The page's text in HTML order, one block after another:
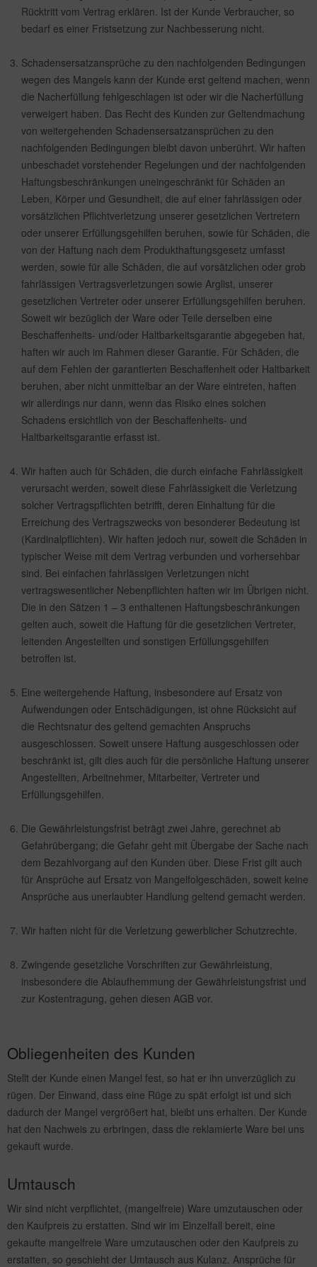
Rücktritt vom Vertrag erklären. Ist der Kunde Verbraucher, so
bedarf es einer Fristsetzung zur Nachbesserung nicht.
Schadensersatzansprüche zu den nachfolgenden Bedingungen
wegen des Mangels kann der Kunde erst geltend machen, wenn
die Nacherfüllung fehlgeschlagen ist oder wir die Nacherfüllung
verweigert haben. Das Recht des Kunden zur Geltendmachung
von weitergehenden Schadensersatzansprüchen zu den
nachfolgenden Bedingungen bleibt davon unberührt. Wir haften
unbeschadet vorstehender Regelungen und der nachfolgenden
Haftungsbeschränkungen uneingeschränkt für Schäden an
Leben, Körper und Gesundheit, die auf einer fahrlässigen oder
vorsätzlichen Pflichtverletzung unserer gesetzlichen Vertretern
oder unserer Erfüllungsgehilfen beruhen, sowie für Schäden, die
von der Haftung nach dem Produkthaftungsgesetz umfasst
werden, sowie für alle Schäden, die auf vorsätzlichen oder grob
fahrlässigen Vertragsverletzungen sowie Arglist, unserer
gesetzlichen Vertreter oder unserer Erfüllungsgehilfen beruhen.
Soweit wir bezüglich der Ware oder Teile derselben eine
Beschaffenheits- und/oder Haltbarkeitsgarantie abgegeben hat,
haften wir auch im Rahmen dieser Garantie. Für Schäden, die
auf dem Fehlen der garantierten Beschaffenheit oder Haltbarkeit
beruhen, aber nicht unmittelbar an der Ware eintreten, haften
wir allerdings nur dann, wenn das Risiko eines solchen
Schadens ersichtlich von der Beschaffenheits- und
Haltbarkeitsgarantie erfasst ist.
Wir haften auch für Schäden, die durch einfache Fahrlässigkeit
verursacht werden, soweit diese Fahrlässigkeit die Verletzung
solcher Vertragspflichten betrifft, deren Einhaltung für die
Erreichung des Vertragszwecks von besonderer Bedeutung ist
(Kardinalpflichten). Wir haften jedoch nur, soweit die Schäden in
typischer Weise mit dem Vertrag verbunden und vorhersehbar
sind. Bei einfachen fahrlässigen Verletzungen nicht
vertragswesentlicher Nebenpflichten haften wir im Übrigen nicht.
Die in den Sätzen 1 – 3 enthaltenen Haftungsbeschränkungen
gelten auch, soweit die Haftung für die gesetzlichen Vertreter,
leitenden Angestellten und sonstigen Erfüllungsgehilfen
betroffen ist.
Eine weitergehende Haftung, insbesondere auf Ersatz von
Aufwendungen oder Entschädigungen, ist ohne Rücksicht auf
die Rechtsnatur des geltend gemachten Anspruchs
ausgeschlossen. Soweit unsere Haftung ausgeschlossen oder
beschränkt ist, gilt dies auch für die persönliche Haftung unserer
Angestellten, Arbeitnehmer, Mitarbeiter, Vertreter und
Erfüllungsgehilfen.
Die Gewährleistungsfrist beträgt zwei Jahre, gerechnet ab
Gefahrübergang; die Gefahr geht mit Übergabe der Sache nach
dem Bezahlvorgang auf den Kunden über. Diese Frist gilt auch
für Ansprüche auf Ersatz von Mangelfolgeschäden, soweit keine
Ansprüche aus unerlaubter Handlung geltend gemacht werden.
Wir haften nicht für die Verletzung gewerblicher Schutzrechte.
Zwingende gesetzliche Vorschriften zur Gewährleistung,
insbesondere die Ablaufhemmung der Gewährleistungsfrist und
zur Kostentragung, gehen diesen AGB vor.
Obliegenheiten des Kunden
Stellt der Kunde einen Mangel fest, so hat er ihn unverzüglich zu
rügen. Der Einwand, dass eine Rüge zu spät erfolgt ist und sich
dadurch der Mangel vergrößert hat, bleibt uns erhalten. Der Kunde
hat den Nachweis zu erbringen, dass die reklamierte Ware bei uns
gekauft wurde.
Umtausch
Wir sind nicht verpflichtet, (mangelfreie) Ware umzutauschen oder
den Kaufpreis zu erstatten. Sind wir im Einzelfall bereit, eine
gekaufte mangelfreie Ware umzutauschen oder den Kaufpreis zu
erstatten, so geschieht der Umtausch aus Kulanz. Ansprüche für